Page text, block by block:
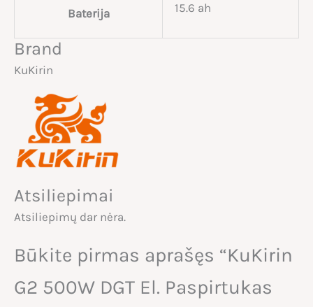
Baterija 15.6 ah
Brand
KuKirin
Atsiliepimai
Atsiliepimų dar nėra.
Būkite pirmas aprašęs “KuKirin
G2 500W DGT El. Paspirtukas